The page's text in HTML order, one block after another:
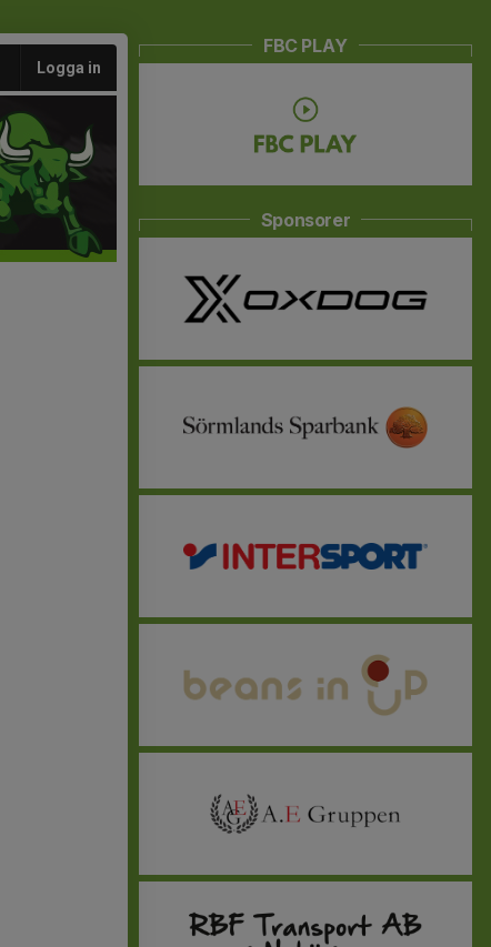
Logga in
FBC PLAY
Sponsorer